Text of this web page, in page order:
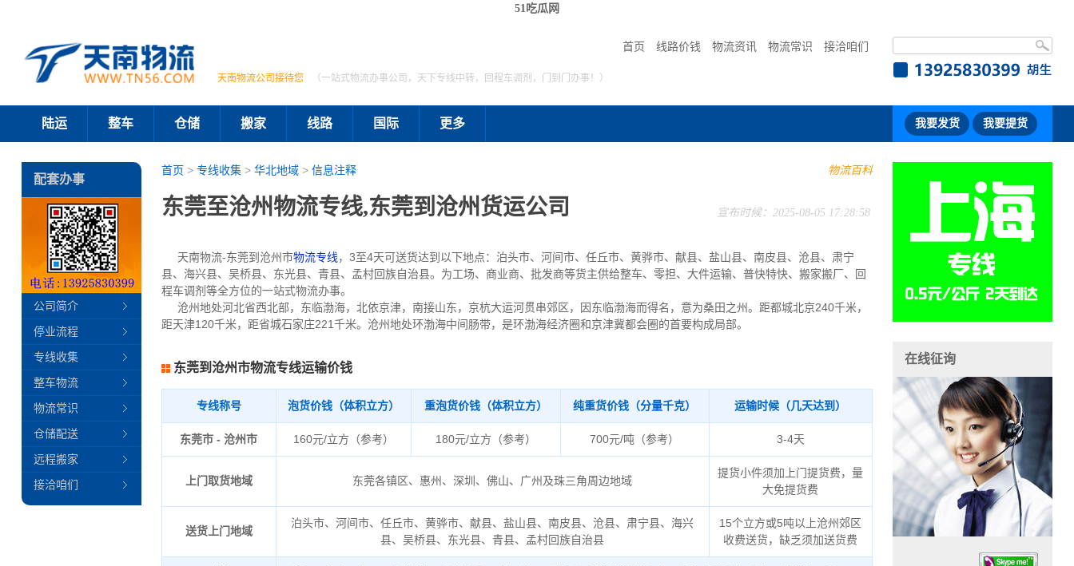
51吃瓜网
首页 线路价钱 物流资讯 物流常识 接洽咱们
天南物流公司接待您 （一站式物流办事公司，天下专线中转，回程车调剂，门到门办事！）
陆运 整车 仓储 搬家 线路 国际 更多 我要发货 我要提货
物流百科
首页 > 专线收集> 华北地域> 信息注释
东莞至沧州物流专线,东莞到沧州货运公司 宣布时候：2025-08-05 17:28:58
天南物流-东莞到沧州市物流专线，3至4天可送货达到以下地点：泊头市、河间市、任丘市、黄骅市、献县、盐山县、南皮县、沧县、肃宁
县、海兴县、吴桥县、东光县、青县、孟村回族自治县。为工场、商业商、批发商等货主供给整车、零担、大件运输、普快特快、搬家搬厂、回
程车调剂等全方位的一站式物流办事。
沧州地处河北省西北部，东临渤海，北依京津，南接山东，京杭大运河贯串郊区，因东临渤海而得名，意为桑田之州。距都城北京240千米，
距天津120千米，距省城石家庄221千米。沧州地处环渤海中间肠带，是环渤海经济圈和京津冀都会圈的首要构成局部。
东莞到沧州市物流专线运输价钱
专线称号 泡货价钱（体积立方） 重泡货价钱（体积立方） 纯重货价钱（分量千克） 运输时候（几天达到）
东莞市 - 沧州市 160元/立方（参考） 180元/立方（参考） 700元/吨（参考） 3-4天
上门取货地域 东莞各镇区、惠州、深圳、佛山、广州及珠三角周边地域
提货小件须加上门提货费，量
大免提货费
送货上门地域
泊头市、河间市、任丘市、黄骅市、献县、盐山县、南皮县、沧县、肃宁县、海兴
县、吴桥县、东光县、青县、孟村回族自治县
15个立方或5吨以上沧州郊区
收费送货，缺乏须加送货费
配套办事
公司简介
停业流程
专线收集
整车物流
物流常识
仓储配送
远程搬家
接洽咱们
在线征询